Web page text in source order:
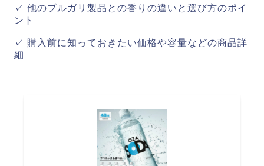
✓ 他のブルガリ製品との香りの違いと選び方のポイ
ント
✓ 購入前に知っておきたい価格や容量などの商品詳
細